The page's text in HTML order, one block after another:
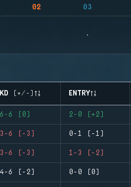
02 03
KD (+/-) ENTRY
6-6 (0) 2-0 (+2)
3-6 (-3) 0-1 (-1)
3-6 (-3) 1-3 (-2)
4-6 (-2) 0-0 (0)